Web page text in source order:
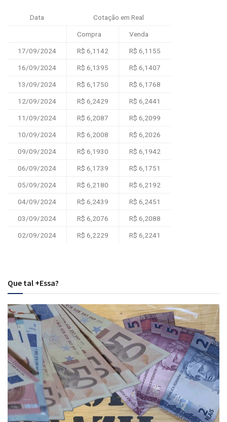
Data Cotação em Real
Compra Venda
17/09/2024 R$ 6,1142 R$ 6,1155
16/09/2024 R$ 6,1395 R$ 6,1407
13/09/2024 R$ 6,1750 R$ 6,1768
12/09/2024 R$ 6,2429 R$ 6,2441
11/09/2024 R$ 6,2087 R$ 6,2099
10/09/2024 R$ 6,2008 R$ 6,2026
09/09/2024 R$ 6,1930 R$ 6,1942
06/09/2024 R$ 6,1739 R$ 6,1751
05/09/2024 R$ 6,2180 R$ 6,2192
04/09/2024 R$ 6,2439 R$ 6,2451
03/09/2024 R$ 6,2076 R$ 6,2088
02/09/2024 R$ 6,2229 R$ 6,2241
Que tal +Essa?